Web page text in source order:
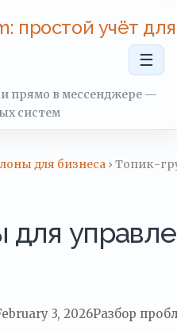
простой учёт
☰
прямо в мессенджере —
систем
для бизнеса › Топик-
для
3, 2026Разбор